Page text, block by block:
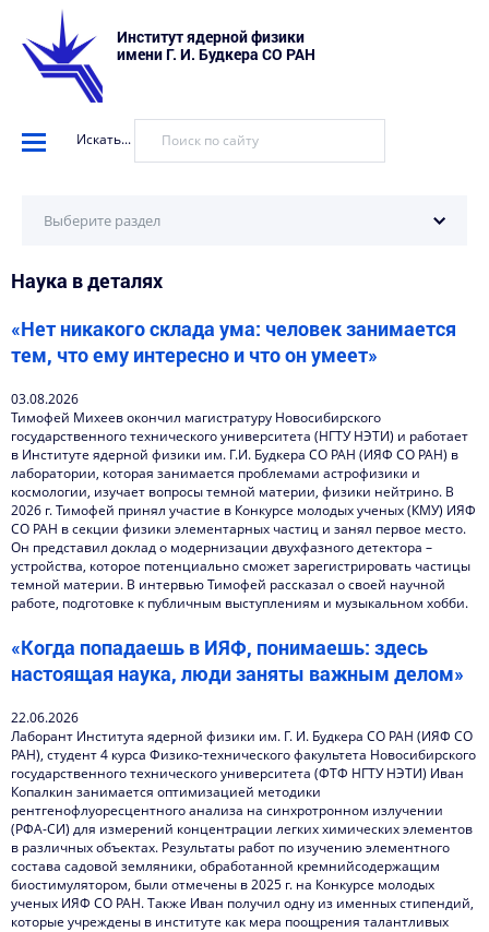
Институт ядерной физики
имени Г. И. Будкера СО РАН
Искать...
Научные установки
Новости
Наука в деталях
Видеоматериалы о нас
Интервью директора
Контакты
Выберите раздел
Наука в деталях
«Нет никакого склада ума: человек занимается
тем, что ему интересно и что он умеет»
03.08.2026
Тимофей Михеев окончил магистратуру Новосибирского
государственного технического университета (НГТУ НЭТИ) и работает
в Институте ядерной физики им. Г.И. Будкера СО РАН (ИЯФ СО РАН) в
лаборатории, которая занимается проблемами астрофизики и
космологии, изучает вопросы темной материи, физики нейтрино. В
2026 г. Тимофей принял участие в Конкурсе молодых ученых (КМУ) ИЯФ
СО РАН в секции физики элементарных частиц и занял первое место.
Он представил доклад о модернизации двухфазного детектора –
устройства, которое потенциально сможет зарегистрировать частицы
темной материи. В интервью Тимофей рассказал о своей научной
работе, подготовке к публичным выступлениям и музыкальном хобби.
«Когда попадаешь в ИЯФ, понимаешь: здесь
настоящая наука, люди заняты важным делом»
22.06.2026
Лаборант Института ядерной физики им. Г. И. Будкера СО РАН (ИЯФ СО
РАН), студент 4 курса Физико-технического факультета Новосибирского
государственного технического университета (ФТФ НГТУ НЭТИ) Иван
Копалкин занимается оптимизацией методики
рентгенофлуоресцентного анализа на синхротронном излучении
(РФА-СИ) для измерений концентрации легких химических элементов
в различных объектах. Результаты работ по изучению элементного
состава садовой земляники, обработанной кремнийсодержащим
биостимулятором, были отмечены в 2025 г. на Конкурсе молодых
ученых ИЯФ СО РАН. Также Иван получил одну из именных стипендий,
которые учреждены в институте как мера поощрения талантливых